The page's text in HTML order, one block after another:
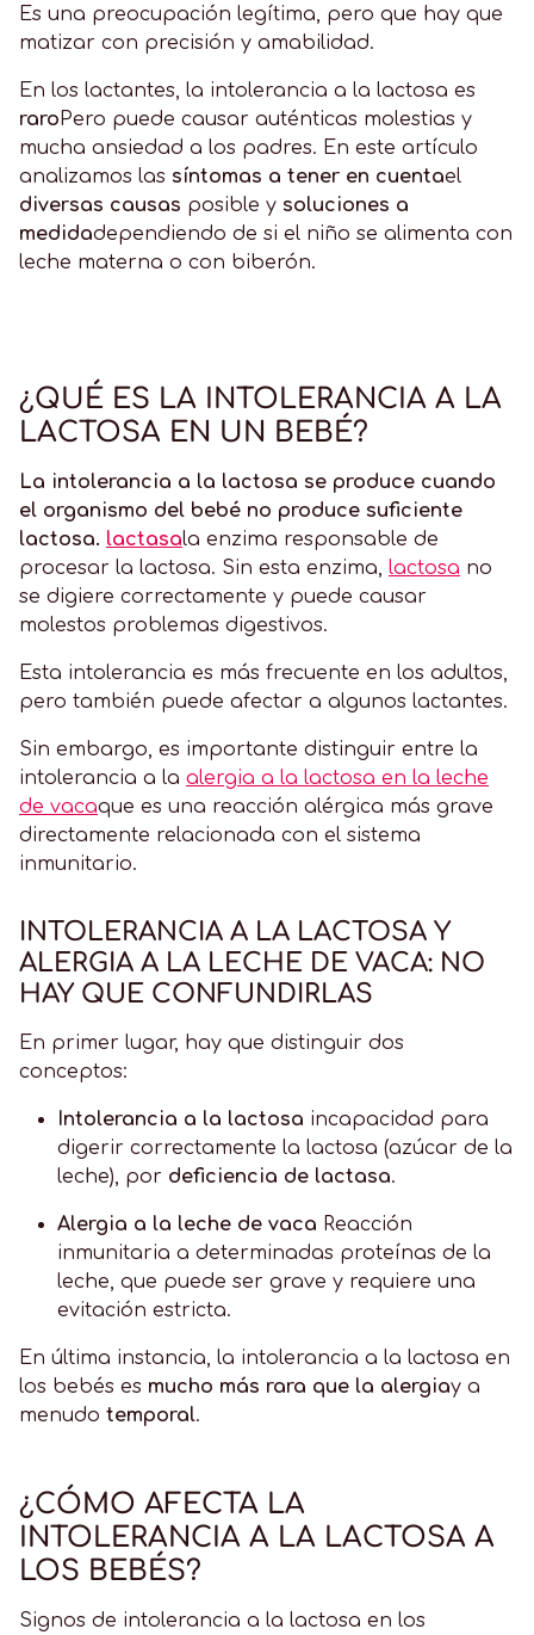
Es una preocupación legítima, pero que hay que
matizar con precisión y amabilidad.
En los lactantes, la intolerancia a la lactosa es
raroPero puede causar auténticas molestias y
mucha ansiedad a los padres. En este artículo
analizamos las síntomas a tener en cuentael
diversas causas posible y soluciones a
medidadependiendo de si el niño se alimenta con
leche materna o con biberón.
¿QUÉ ES LA INTOLERANCIA A LA
LACTOSA EN UN BEBÉ?
La intolerancia a la lactosa se produce cuando
el organismo del bebé no produce suficiente
lactosa. lactasala enzima responsable de
procesar la lactosa. Sin esta enzima, lactosa no
se digiere correctamente y puede causar
molestos problemas digestivos.
Esta intolerancia es más frecuente en los adultos,
pero también puede afectar a algunos lactantes.
Sin embargo, es importante distinguir entre la
intolerancia a la alergia a la lactosa en la leche
de vacaque es una reacción alérgica más grave
directamente relacionada con el sistema
inmunitario.
INTOLERANCIA A LA LACTOSA Y
ALERGIA A LA LECHE DE VACA: NO
HAY QUE CONFUNDIRLAS
En primer lugar, hay que distinguir dos
conceptos:
Intolerancia a la lactosa incapacidad para
digerir correctamente la lactosa (azúcar de la
leche), por deficiencia de lactasa.
Alergia a la leche de vaca Reacción
inmunitaria a determinadas proteínas de la
leche, que puede ser grave y requiere una
evitación estricta.
En última instancia, la intolerancia a la lactosa en
los bebés es mucho más rara que la alergiay a
menudo temporal.
¿CÓMO AFECTA LA
INTOLERANCIA A LA LACTOSA A
LOS BEBÉS?
Signos de intolerancia a la lactosa en los